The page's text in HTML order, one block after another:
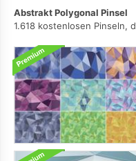
Abstrakt Polygonal Pinsel
1.618 kostenlosen Pinseln,